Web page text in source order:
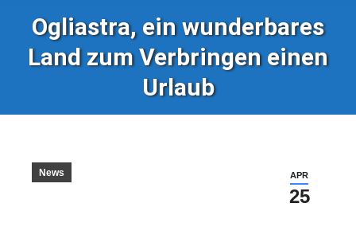
Ogliastra, ein wunderbares
Land zum Verbringen einen
Urlaub
APR
25
News